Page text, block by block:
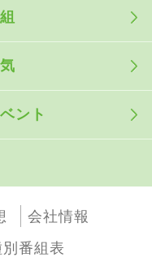
ント
会社情報
番組表